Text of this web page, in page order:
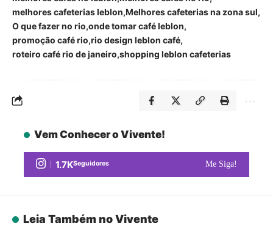
melhores cafeterias leblon Melhores cafeterias na zona sul
O que fazer no rio onde tomar café leblon
promoção café rio rio design leblon café
roteiro café rio de janeiro shopping leblon cafeterias
Vem Conhecer o Vivente!
1.7KSeguidores Me Siga!
Leia Também no Vivente